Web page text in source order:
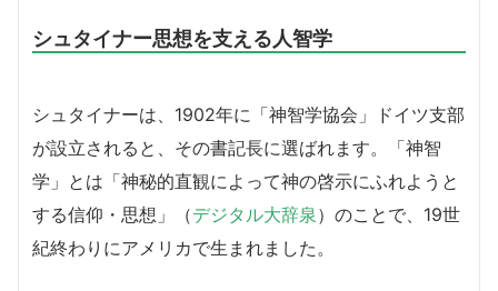
シュタイナー思想を支える人智学
シュタイナーは、1902年に「神智学協会」ドイツ支部
が設立されると、その書記長に選ばれます。「神智
学」とは「神秘的直観によって神の啓示にふれようと
する信仰・思想」（デジタル大辞泉 ）のことで、19世
紀終わりにアメリカで生まれました。